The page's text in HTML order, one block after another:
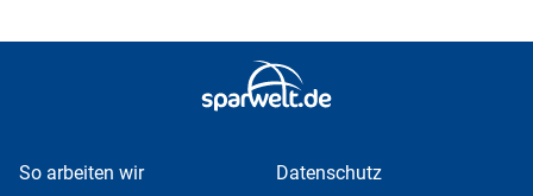
So arbeiten wir Datenschutz